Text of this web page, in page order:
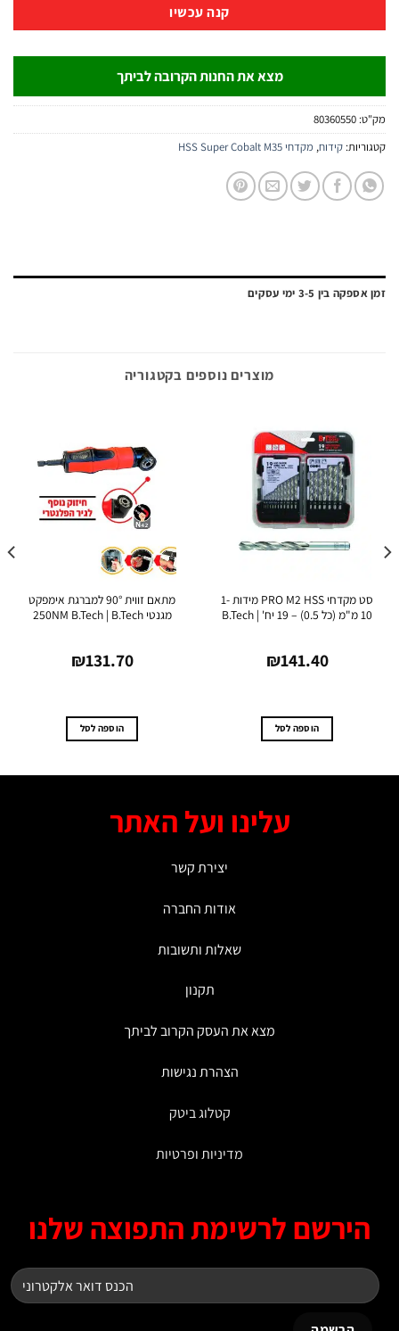
קנה עכשיו
מצא את החנות הקרובה לביתך
80360550
קידוח,מקדחי HSS Super Cobalt M35
בין 3-5 ימי עסקים
מוצרים נוספים בקטגוריה
סט מקדחי PRO M2 HSS מידות 1-
₪141.40
הוספה לסל
מתאם זווית 90° למברגת אימפקט
₪131.70
הוספה לסל
עלינו ועל האתר
יצירת קשר
אודות החברה
שאלות ותשובות
מצא את העסק הקרוב לביתך
הצהרת נגישות
קטלוג ביטק
מדיניות ופרטיות
לרשימת התפוצה שלנו